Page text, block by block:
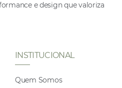
e design que valoriza
INSTITUCIONAL
Quem Somos